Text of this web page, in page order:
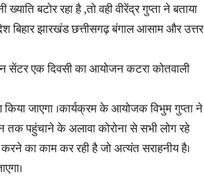
बटोर रहा है ,तो वही वीरेंद्र गुप्ता ने बताया
बिहार झारखंड छत्तीसगढ़ बंगाल आसाम और उत्तर
सेंटर एक दिवसी का आयोजन कटरा कोतवाली
जाएगा ।कार्यक्रम के आयोजक विभुम गुप्ता ने
पहुंचाने के अलावा कोरोना से सभी लोग रहे
का काम कर रही है जो अत्यंत सराहनीय है।